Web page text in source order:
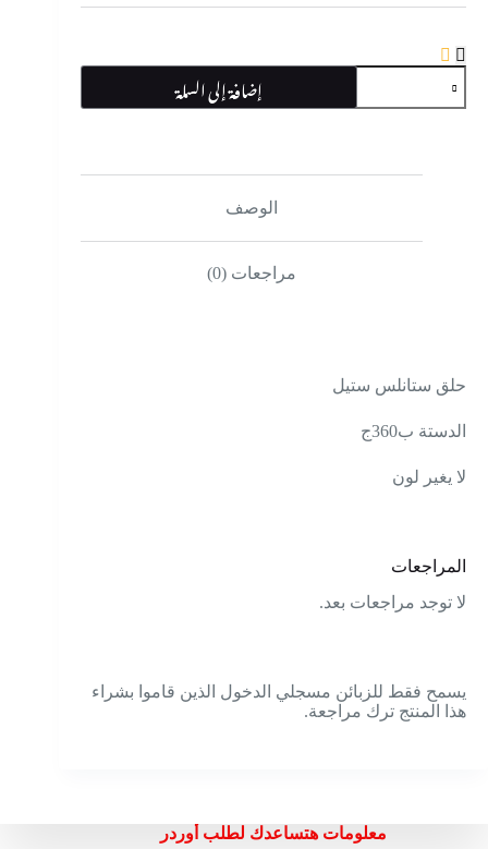
كمية
حلق
ستانلس
إضافة إلى السلة
الوصف
مراجعات (0)
حلق ستانلس ستيل
الدستة ب360ج
لا يغير لون
المراجعات
لا توجد مراجعات بعد.
يسمح فقط للزبائن مسجلي الدخول الذين قاموا بشراء
هذا المنتج ترك مراجعة.
معلومات هتساعدك لطلب أوردر